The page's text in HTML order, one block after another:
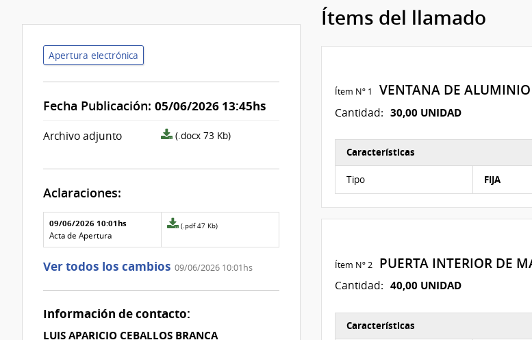
Apertura electrónica
Fecha Publicación: 05/06/2026 13:45hs
Archivo adjunto
archivo
(.docx 73 Kb)
Aclaraciones:
Aclaraciones del llamado
Fecha y
texto de
la
Archivo
de la
09/06/2026 10:01hs
Acta de Apertura
Archivo
de
aclaración
0
(.pdf 47 Kb)
Ver todos los cambios 09/06/2026 10:01hs
Información de contacto:
LUIS APARICIO CEBALLOS BRANCA
Ítems del llamado
Ítem Nº 1 VENTANA DE ALUMINIO
Cantidad: 30,00 UNIDAD
Características
Tipo FIJA
Ítem Nº 2PUERTA INTERIOR DE
Cantidad: 40,00 UNIDAD
Características